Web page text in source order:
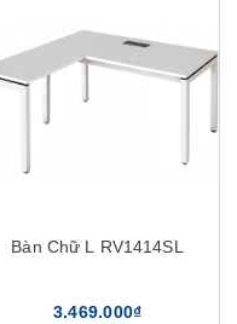
Bàn Chữ L RV1414SL
3.469.000₫